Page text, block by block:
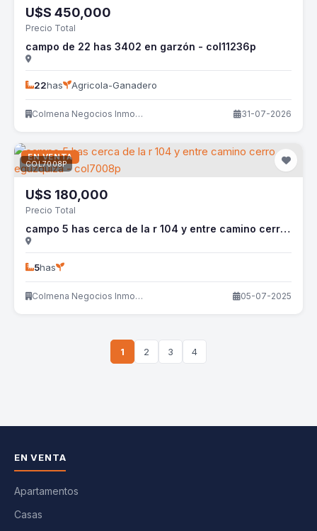
U$S 450,000
Precio Total
campo de 22 has 3402 en garzón - col11236p
22has Agricola-Ganadero
Colmena Negocios Inmobiliarios 31-07-2026
EN VENTA
COL7008P
U$S 180,000
Precio Total
campo 5 has cerca de la r 104 y entre camino cerro eguzquiza - col7008p
5has
Colmena Negocios Inmobiliarios 05-07-2025
1 2 3 4
EN VENTA
Apartamentos
Casas